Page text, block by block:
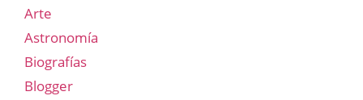
Arte
Astronomía
Biografías
Blogger